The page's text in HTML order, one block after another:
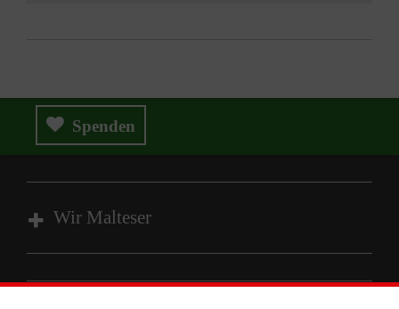
Spenden
Wir Malteser
Spenden und Helfen